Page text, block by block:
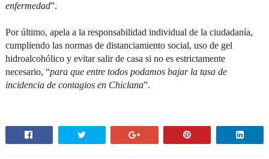
enfermedad”.
Por último, apela a la responsabilidad individual de la ciudadanía,
cumpliendo las normas de distanciamiento social, uso de gel
hidroalcohólico y evitar salir de casa si no es estrictamente
necesario, “para que entre todos podamos bajar la tasa de
incidencia de contagios en Chiclana”.